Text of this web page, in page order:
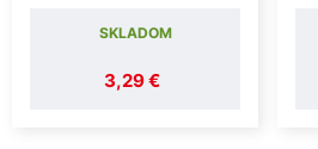
3,29 €
SKLADOM